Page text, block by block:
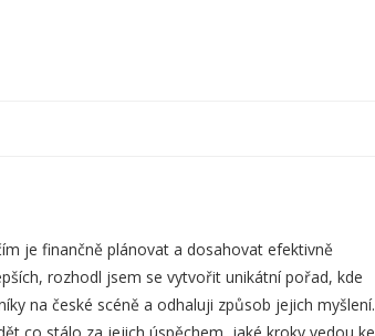
je finančně plánovat a dosahovat efektivně
rozhodl jsem se vytvořit unikátní pořad, kde
na české scéně a odhaluji způsob jejich myšlení.